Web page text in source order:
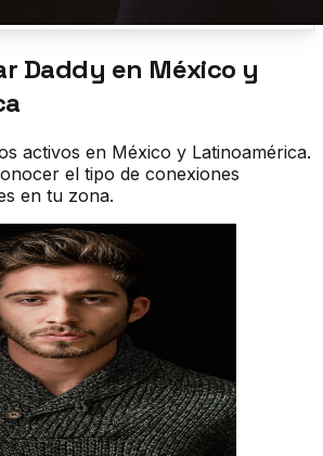
Daddy en México y
activos en México y Latinoamérica.
el tipo de conexiones
en tu zona.